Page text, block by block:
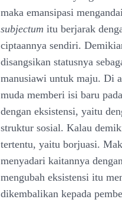
maka emansipasi
subjectum itu berjarak
ciptaannya sendiri.
disangsikan statusnya
manusiawi untuk maju. Di
muda memberi isi baru
dengan eksistensi, yaitu
struktur sosial. Kalau
tertentu, yaitu borjuasi.
menyadari kaitannya
mengubah eksistensi itu
dikembalikan kepada